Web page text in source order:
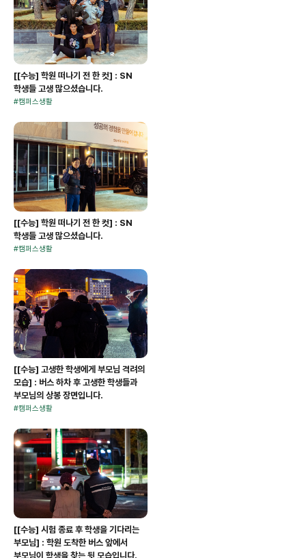
[[수능] 학원 떠나기 전 한 컷] : SN
학생들 고생 많으셨습니다.
#캠퍼스생활
[[수능] 학원 떠나기 전 한 컷] : SN
학생들 고생 많으셨습니다.
#캠퍼스생활
[[수능] 고생한 학생에게 부모님 격려의
모습] : 버스 하차 후 고생한 학생들과
부모님의 상봉 장면입니다.
#캠퍼스생활
[[수능] 시험 종료 후 학생을 기다리는
부모님] : 학원 도착한 버스 앞에서
부모님이 학생을 찾는 뒷 모습입니다.